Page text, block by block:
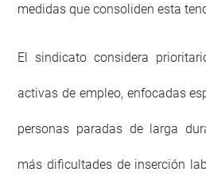
medidas que consoliden esta
El sindicato considera
activas de empleo, enfocadas
personas paradas de larga
más dificultades de inserción